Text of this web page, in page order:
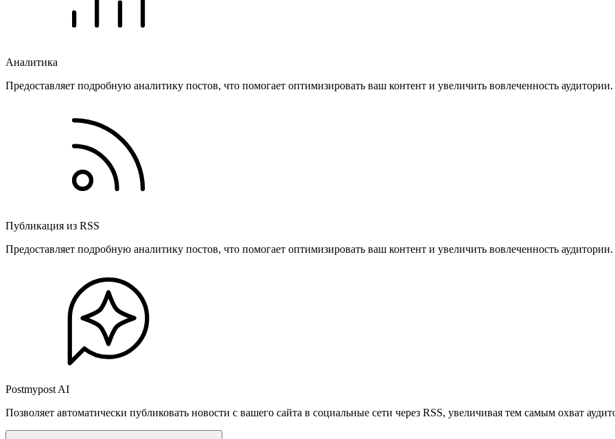
Аналитика
Предоставляет подробную аналитику постов, что помогает оптимизировать ваш контент и увеличить вовлеченность аудитории.
Публикация из RSS
Предоставляет подробную аналитику постов, что помогает оптимизировать ваш контент и увеличить вовлеченность аудитории.
Postmypost AI
Позволяет автоматически публиковать новости с вашего сайта в социальные сети через RSS, увеличивая тем самым охват